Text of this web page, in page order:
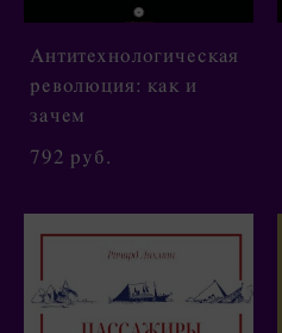
Антитехнологическая
революция: как и
зачем
792 pуб.